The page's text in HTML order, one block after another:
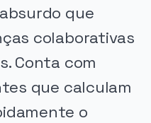
que
colaborativas
Conta com
que calculam
o